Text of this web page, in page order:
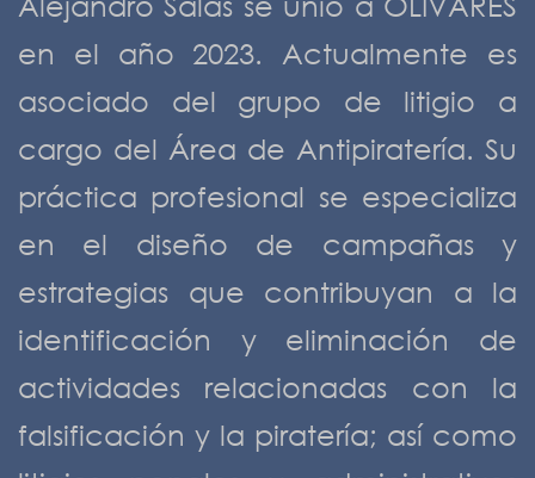
en el año 2023. Actualmente es
asociado del grupo de litigio a
cargo del Área de Antipiratería. Su
práctica profesional se especializa
en el diseño de campañas y
estrategias que contribuyan a la
identificación y eliminación de
actividades relacionadas con la
falsificación y la piratería; así como